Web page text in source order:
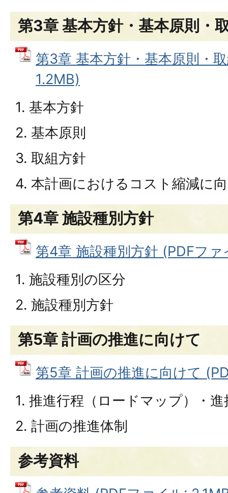
第3章 基本方針・基本原則・
第3章 基本方針・基本原則・
1.2MB)
1. 基本方針
2. 基本原則
3. 取組方針
4. 本計画におけるコスト縮減に
第4章 施設種別方針
第4章 施設種別方針 (PDFフ
1. 施設種別の区分
2. 施設種別方針
第5章 計画の推進に向けて
第5章 計画の推進に向けて
1. 推進行程（ロードマップ）・進
2. 計画の推進体制
参考資料